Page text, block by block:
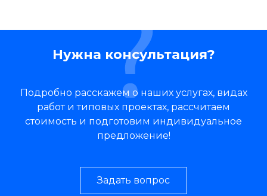
Нужна консультация?
Подробно расскажем о наших услугах, видах
работ и типовых проектах, рассчитаем
стоимость и подготовим индивидуальное
предложение!
Задать вопрос